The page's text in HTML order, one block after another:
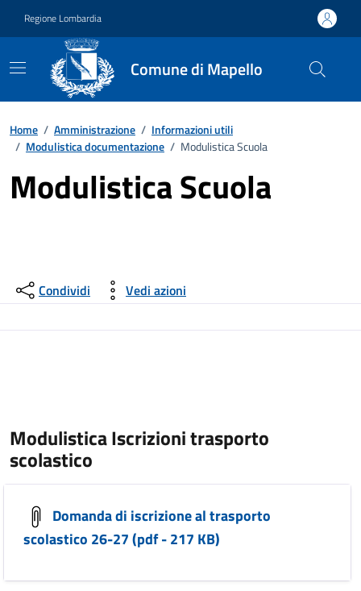
Regione Lombardia
Comune di Mapello
Home / Amministrazione / Informazioni utili
/ Modulistica documentazione / Modulistica Scuola
Modulistica Scuola
Condividi Vedi azioni
Modulistica Iscrizioni trasporto
scolastico
Domanda di iscrizione al trasporto
scolastico 26-27 (pdf - 217 KB)